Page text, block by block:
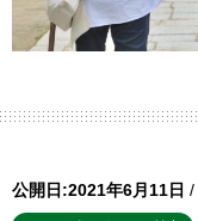
公開日:2021年6月11日 /